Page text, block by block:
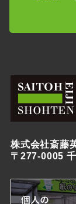
株式会社斎藤
〒277-0005